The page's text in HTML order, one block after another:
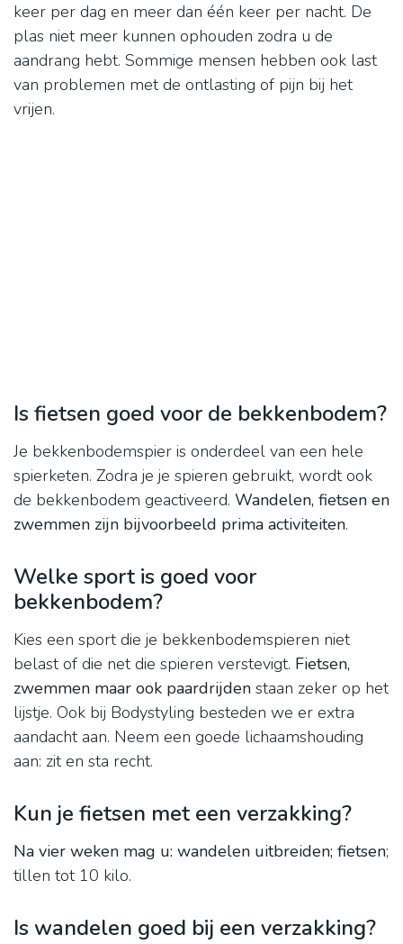
keer per dag en meer dan één keer per nacht. De
plas niet meer kunnen ophouden zodra u de
aandrang hebt. Sommige mensen hebben ook last
van problemen met de ontlasting of pijn bij het
vrijen.
Is fietsen goed voor de bekkenbodem?
Je bekkenbodemspier is onderdeel van een hele
spierketen. Zodra je je spieren gebruikt, wordt ook
de bekkenbodem geactiveerd. Wandelen, fietsen en
zwemmen zijn bijvoorbeeld prima activiteiten.
Welke sport is goed voor
bekkenbodem?
Kies een sport die je bekkenbodemspieren niet
belast of die net die spieren verstevigt. Fietsen,
zwemmen maar ook paardrijden staan zeker op het
lijstje. Ook bij Bodystyling besteden we er extra
aandacht aan. Neem een goede lichaamshouding
aan: zit en sta recht.
Kun je fietsen met een verzakking?
Na vier weken mag u: wandelen uitbreiden; fietsen;
tillen tot 10 kilo.
Is wandelen goed bij een verzakking?